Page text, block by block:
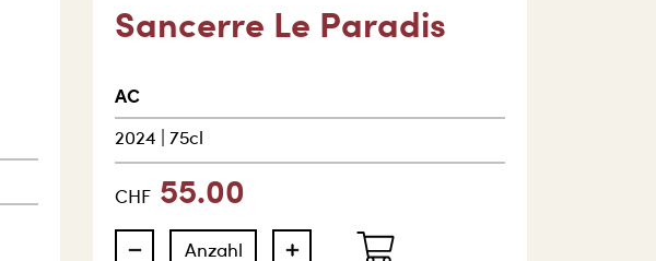
Sancerre Le Paradis
AC
2024 |75cl
CHF 55.00